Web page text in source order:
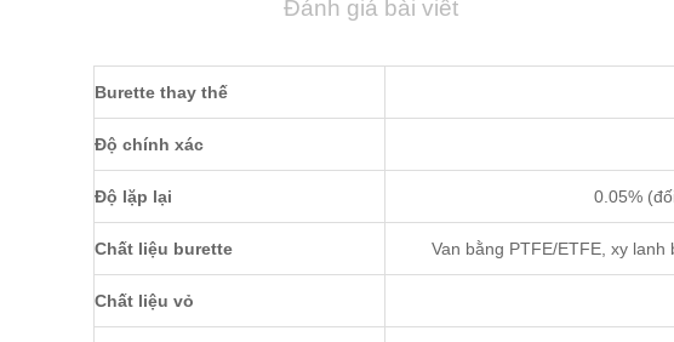
Đánh giá bài viết
Burette thay thế
Độ chính xác
Độ lặp lại 0.05%
Chất liệu burette Van bằng PTFE/ETFE, xy
Chất liệu vỏ